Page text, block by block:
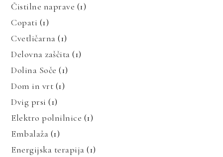
Čistilne naprave (1)
Copati (1)
Cvetličarna (1)
Delovna zaščita (1)
Dolina Soče (1)
Dom in vrt (1)
Dvig prsi (1)
Elektro polnilnice (1)
Embalaža (1)
Energijska terapija (1)